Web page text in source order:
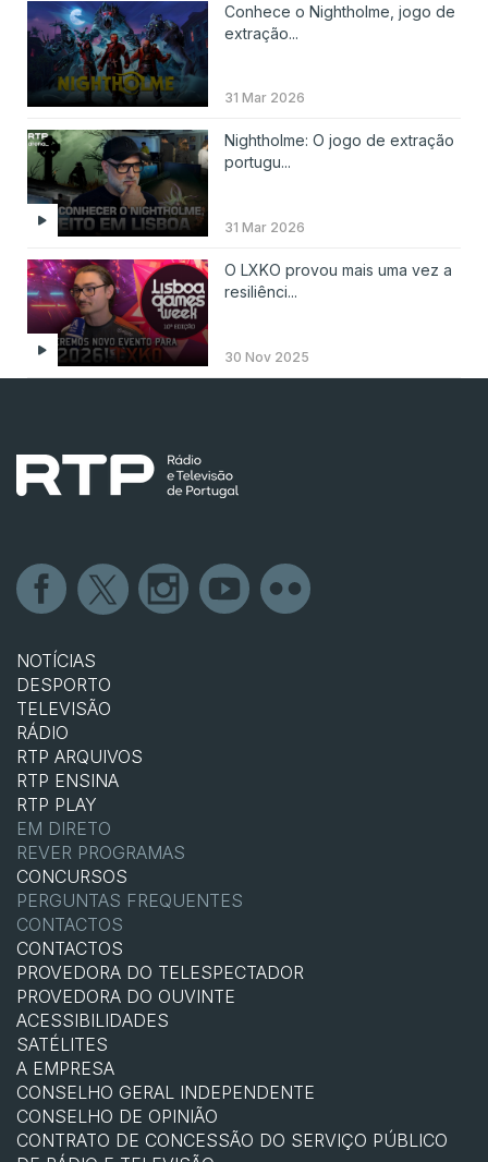
Conhece o Nightholme, jogo de
extração...
31 Mar 2026
Nightholme: O jogo de extração
portugu...
31 Mar 2026
O LXKO provou mais uma vez a
resiliênci...
30 Nov 2025
NOTÍCIAS
DESPORTO
TELEVISÃO
RÁDIO
RTP ARQUIVOS
RTP ENSINA
RTP PLAY
EM DIRETO
REVER PROGRAMAS
CONCURSOS
PERGUNTAS FREQUENTES
CONTACTOS
CONTACTOS
PROVEDORA DO TELESPECTADOR
PROVEDORA DO OUVINTE
ACESSIBILIDADES
SATÉLITES
A EMPRESA
CONSELHO GERAL INDEPENDENTE
CONSELHO DE OPINIÃO
CONTRATO DE CONCESSÃO DO SERVIÇO PÚBLICO